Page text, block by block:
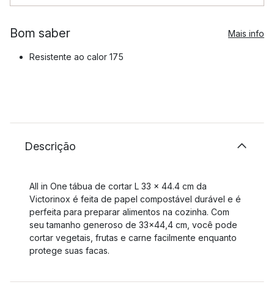
Bom saber Mais info
Resistente ao calor 175
Descrição
All in One tábua de cortar L 33 x 44.4 cm da
Victorinox é feita de papel compostável durável e é
perfeita para preparar alimentos na cozinha. Com
seu tamanho generoso de 33x44,4 cm, você pode
cortar vegetais, frutas e carne facilmente enquanto
protege suas facas.